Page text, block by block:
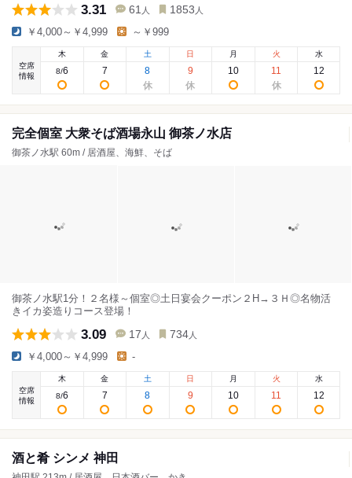
3.31 61 人 1853 人
￥4,000～￥4,999 ～￥999
空席
情報
木
8/6
金
7
土
8
日
9
月
10
火
11
水
12
完全個室 大衆そば酒場永山 御茶ノ水店
御茶ノ水駅 60m / 居酒屋、海鮮、そば
御茶ノ水駅1分！２名様～個室◎土日宴会クーポン２H→３Ｈ◎名物活
きイカ姿造りコース登場！
3.09 17 人 734 人
￥4,000～￥4,999 -
空席
情報
木
8/6
金
7
土
8
日
9
月
10
火
11
水
12
酒と肴 シンメ 神田